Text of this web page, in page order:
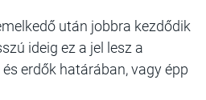
után jobbra kezdődik
ideig ez a jel lesz a
erdők határában, vagy épp